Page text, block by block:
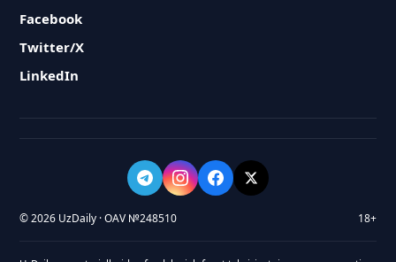
Facebook
Twitter/X
LinkedIn
© 2026 UzDaily · OAV №248510 18+